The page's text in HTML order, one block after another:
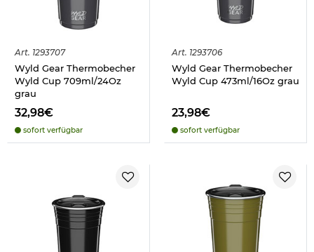
Art. 1293707
Wyld Gear Thermobecher
Wyld Cup 709ml/24Oz
grau
32,98€
sofort verfügbar
Art. 1293706
Wyld Gear Thermobecher
Wyld Cup 473ml/16Oz grau
23,98€
sofort verfügbar